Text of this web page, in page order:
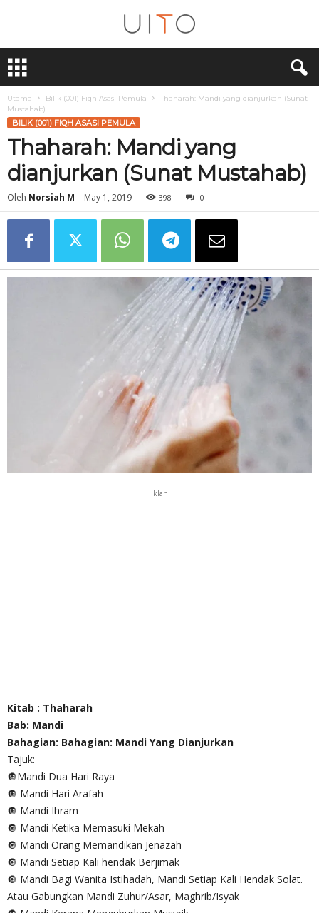
T
Utama Bilik (001) Fiqh Asasi Pemula
Thaharah: Mandi yang dianjurkan (Sunat
Mustahab)
BILIK (001) FIQH ASASI PEMULA
Thaharah: Mandi yang
dianjurkan (Sunat Mustahab)
Oleh Norsiah M - May 1, 2019 398 0
Iklan
Kitab : Thaharah
Bab: Mandi
Bahagian: Bahagian: Mandi Yang Dianjurkan
Tajuk:
🔘Mandi Dua Hari Raya
🔘 Mandi Hari Arafah
🔘 Mandi Ihram
🔘 Mandi Ketika Memasuki Mekah
🔘 Mandi Orang Memandikan Jenazah
🔘 Mandi Setiap Kali hendak Berjimak
🔘 Mandi Bagi Wanita Istihadah, Mandi Setiap Kali Hendak Solat.
Atau Gabungkan Mandi Zuhur/Asar, Maghrib/Isyak